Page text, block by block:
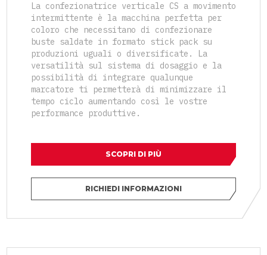
La confezionatrice verticale CS a movimento
intermittente è la macchina perfetta per
coloro che necessitano di confezionare
buste saldate in formato stick pack su
produzioni uguali o diversificate. La
versatilità sul sistema di dosaggio e la
possibilità di integrare qualunque
marcatore ti permetterà di minimizzare il
tempo ciclo aumentando così le vostre
performance produttive.
SCOPRI DI PIÙ
RICHIEDI INFORMAZIONI